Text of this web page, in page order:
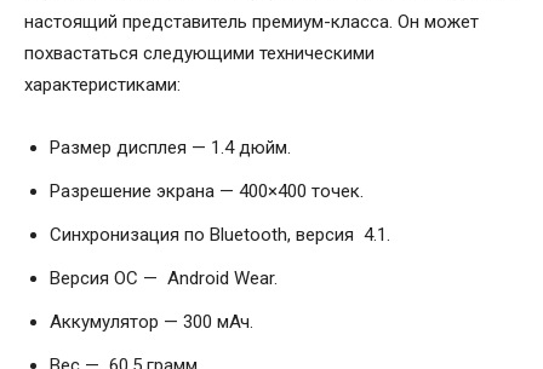
настоящий представитель премиум-класса. Он может
похвастаться следующими техническими
характеристиками:
Размер дисплея — 1.4 дюйм.
Разрешение экрана — 400×400 точек.
Синхронизация по Bluetooth, версия 4.1.
Версия ОС — Android Wear.
Аккумулятор — 300 мАч.